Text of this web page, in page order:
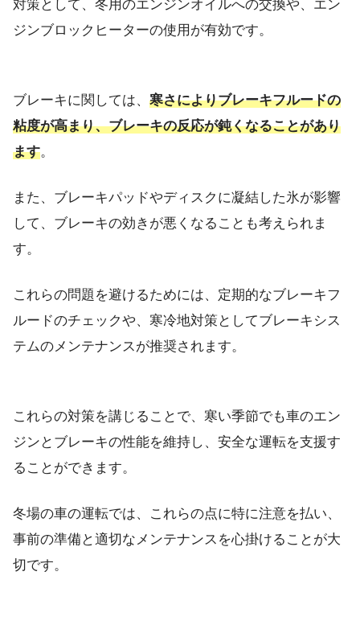
対策として、冬用のエンジンオイルへの交換や、エン
ジンブロックヒーターの使用が有効です。
ブレーキに関しては、 寒さによりブレーキフルードの
粘度が高まり、ブレーキの反応が鈍くなることがあり
ます。
また、ブレーキパッドやディスクに凝結した氷が影響
して、ブレーキの効きが悪くなることも考えられま
す。
これらの問題を避けるためには、定期的なブレーキフ
ルードのチェックや、寒冷地対策としてブレーキシス
テムのメンテナンスが推奨されます。
これらの対策を講じることで、寒い季節でも車のエン
ジンとブレーキの性能を維持し、安全な運転を支援す
ることができます。
冬場の車の運転では、これらの点に特に注意を払い、
事前の準備と適切なメンテナンスを心掛けることが大
切です。